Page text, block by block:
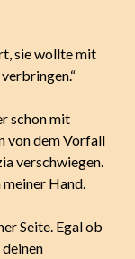
sie wollte mit
schon mit
von dem Vorfall
verschwiegen.
Hand.
Seite. Egal ob